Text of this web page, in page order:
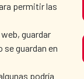
permitir las
guardar
guardan en
podría